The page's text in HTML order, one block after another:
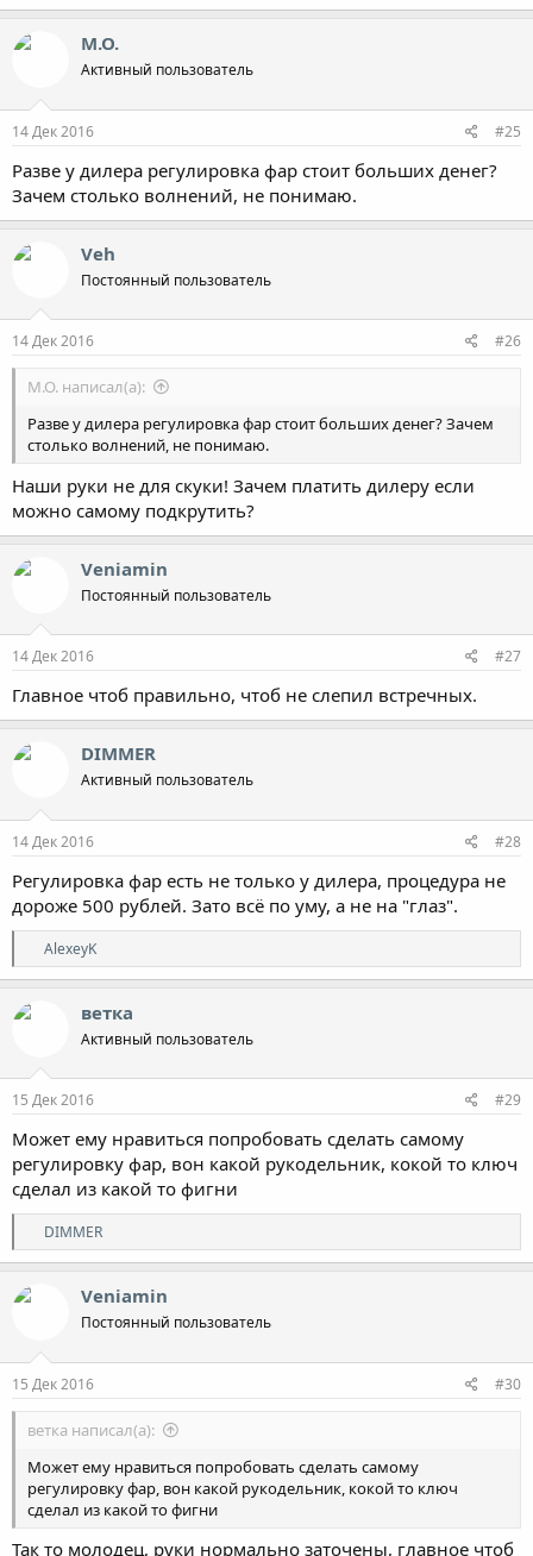
М.О.
Активный пользователь
14 Дек 2016 #25
Разве у дилера регулировка фар стоит больших денег?
Зачем столько волнений, не понимаю.
Veh
Постоянный пользователь
14 Дек 2016 #26
М.О. написал(а):
Разве у дилера регулировка фар стоит больших денег? Зачем
столько волнений, не понимаю.
Наши руки не для скуки! Зачем платить дилеру если
можно самому подкрутить?
Veniamin
Постоянный пользователь
14 Дек 2016 #27
Главное чтоб правильно, чтоб не слепил встречных.
DIMMER
Активный пользователь
14 Дек 2016 #28
Регулировка фар есть не только у дилера, процедура не
дороже 500 рублей. Зато всё по уму, а не на "глаз".
Р
е
а
:
AlexeyK
ветка
Активный пользователь
15 Дек 2016 #29
Может ему нравиться попробовать сделать самому
регулировку фар, вон какой рукодельник, кокой то ключ
сделал из какой то фигни
Р
е
а
:
DIMMER
Veniamin
Постоянный пользователь
15 Дек 2016 #30
ветка написал(а):
Может ему нравиться попробовать сделать самому
регулировку фар, вон какой рукодельник, кокой то ключ
сделал из какой то фигни
Так то молодец, руки нормально заточены, главное чтоб